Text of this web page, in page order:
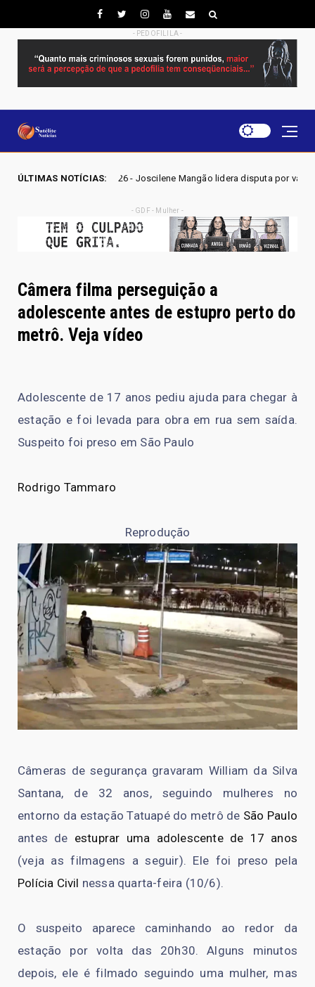
- PEDOFILILA -
ÚLTIMAS NOTÍCIAS:
2026 - Joscilene Mangão lidera disputa por vaga na Alego em Novo
- GDF - Mulher -
Câmera filma perseguição a
adolescente antes de estupro perto do
metrô. Veja vídeo
Adolescente de 17 anos pediu ajuda para chegar à
estação e foi levada para obra em rua sem saída.
Suspeito foi preso em São Paulo
Rodrigo Tammaro
Reprodução
Câmeras de segurança gravaram William da Silva
Santana, de 32 anos, seguindo mulheres no
entorno da estação Tatuapé do metrô de São Paulo
antes de estuprar uma adolescente de 17 anos
(veja as filmagens a seguir). Ele foi preso pela
Polícia Civil nessa quarta-feira (10/6).
O suspeito aparece caminhando ao redor da
estação por volta das 20h30. Alguns minutos
depois, ele é filmado seguindo uma mulher, mas